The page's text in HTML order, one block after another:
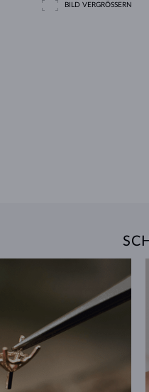
BILD VERGRÖSSERN